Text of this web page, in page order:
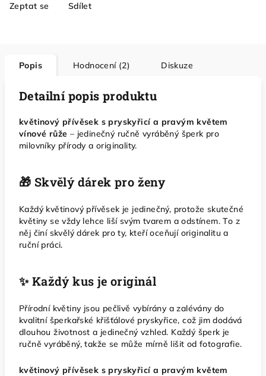
Zeptat se Sdílet
Popis Hodnocení (2) Diskuze
Detailní popis produktu
květinový přívěsek s pryskyřicí a pravým květem
vínové růže – jedinečný ručně vyráběný šperk pro
milovníky přírody a originality.
🎁 Skvělý dárek pro ženy
Každý květinový přívěsek je jedinečný, protože skutečné
květiny se vždy lehce liší svým tvarem a odstínem. To z
něj činí skvělý dárek pro ty, kteří oceňují originalitu a
ruční práci.
✨ Každý kus je originál
Přírodní květiny jsou pečlivě vybírány a zalévány do
kvalitní šperkařské křišťálové pryskyřice, což jim dodává
dlouhou životnost a jedinečný vzhled. Každý šperk je
ručně vyráběný, takže se může mírně lišit od fotografie.
květinový přívěsek s pryskyřicí a pravým květem